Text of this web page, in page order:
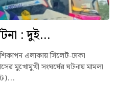
: দুই...
এলাকায় সিলেট-ঢাকা
মুখোমুখী সংঘর্ষের ঘটনায় মামলা